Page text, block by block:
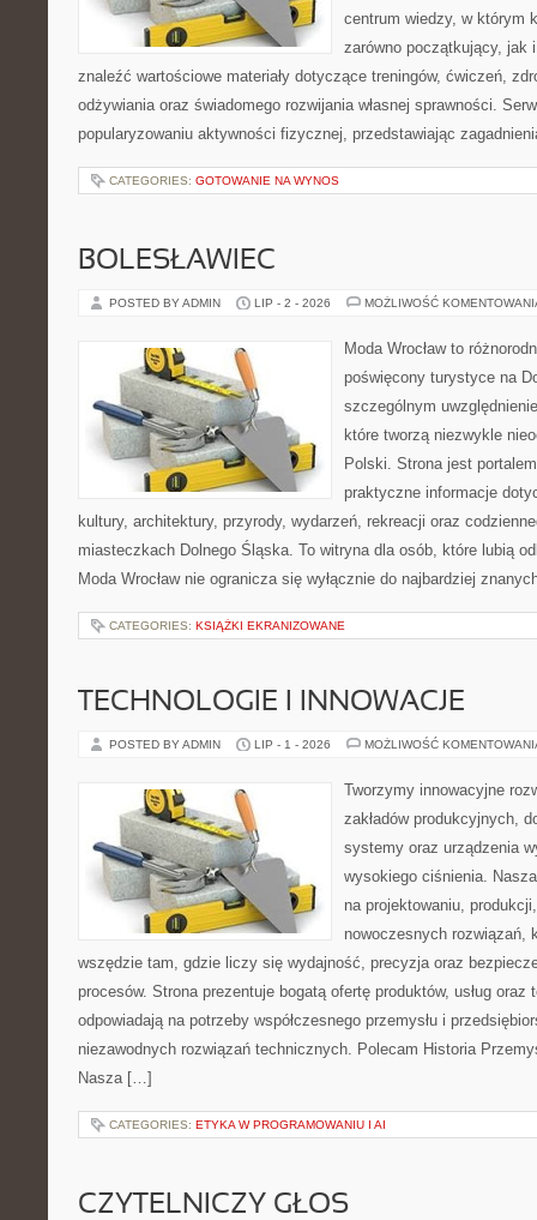
centrum wiedzy, w którym
zarówno początkujący, jak
znaleźć wartościowe materiały dotyczące treningów, ćwiczeń,
odżywiania oraz świadomego rozwijania własnej sprawności.
popularyzowaniu aktywności fizycznej, przedstawiając
CATEGORIES: GOTOWANIE NA WYNOS
BOLESŁAWIEC
POSTED BY ADMIN LIP - 2 - 2026 MOŻLIWOŚĆ
Moda Wrocław to
poświęcony turystyce na
szczególnym
które tworzą niezwykle
Polski. Strona jest
praktyczne informacje
kultury, architektury, przyrody, wydarzeń, rekreacji oraz
miasteczkach Dolnego Śląska. To witryna dla osób, które lubią
Moda Wrocław nie ogranicza się wyłącznie do najbardziej
CATEGORIES: KSIĄŻKI EKRANIZOWANE
TECHNOLOGIE I INNOWACJE
POSTED BY ADMIN LIP - 1 - 2026 MOŻLIWOŚĆ
Tworzymy innowacyjne
zakładów produkcyjnych,
systemy oraz urządzenia
wysokiego ciśnienia.
na projektowaniu,
nowoczesnych rozwiązań,
wszędzie tam, gdzie liczy się wydajność, precyzja oraz
procesów. Strona prezentuje bogatą ofertę produktów, usług oraz
odpowiadają na potrzeby współczesnego przemysłu i
niezawodnych rozwiązań technicznych. Polecam Historia
Nasza […]
CATEGORIES: ETYKA W PROGRAMOWANIU I AI
CZYTELNICZY GŁOS